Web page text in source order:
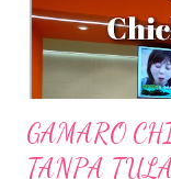
GAMARO
TANPA